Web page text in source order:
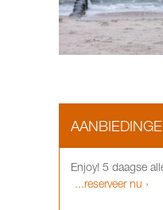
Enjoy! 5 daagse
...reserveer nu ›